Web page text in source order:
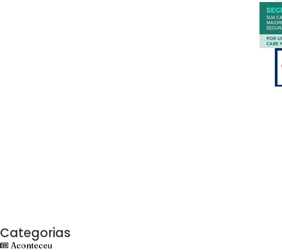
Categorias
Aconteceu